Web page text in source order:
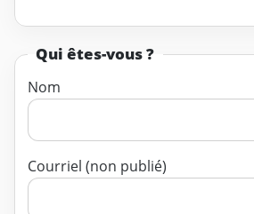
Qui êtes-vous ?
Nom
Courriel (non publié)